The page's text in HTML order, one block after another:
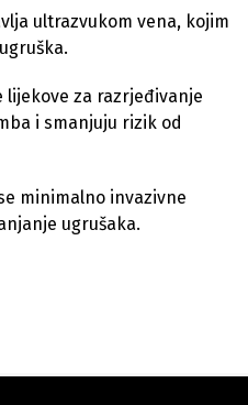
ultrazvukom vena, kojim
lijekove za razrjeđivanje
i smanjuju rizik od
minimalno invazivne
ugrušaka.